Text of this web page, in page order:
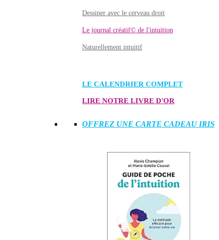
Dessiner avec le cerveau droit
Le journal créatif© de l'intuition
Naturellement intuitif
LE CALENDRIER COMPLET
LIRE NOTRE LIVRE D'OR
OFFREZ UNE CARTE CADEAU IRIS